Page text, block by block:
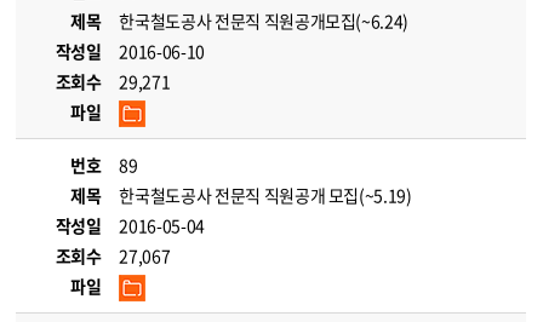
제목
한국철도공사 전문직 직원공개모집(~6.24)
작성일
2016-06-10
조회수
29,271
파일
번호
89
제목
한국철도공사 전문직 직원공개 모집(~5.19)
작성일
2016-05-04
조회수
27,067
파일